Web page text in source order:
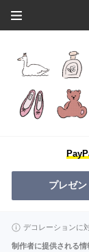
プレゼ
デコレーションに
制作者に提供される情